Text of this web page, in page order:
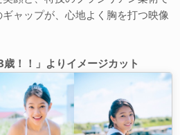
ャップが、心地よく胸を打つ映像
！！」よりイメージカット